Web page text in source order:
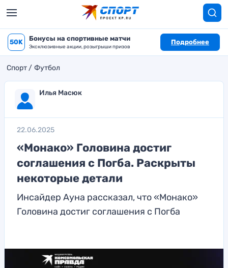
50K Бонусы на спортивные матчи
Эксклюзивные акции, розыгрыши призов
Подробнее
Спорт Футбол
Илья Масюк
22.06.2025
«Монако» Головина достиг
соглашения с Погба. Раскрыты
некоторые детали
Инсайдер Ауна рассказал, что «Монако»
Головина достиг соглашения с Погба